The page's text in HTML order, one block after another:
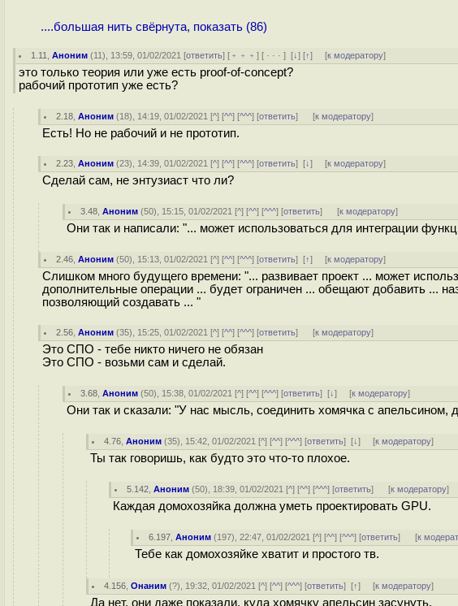
....большая нить свёрнута, показать (86)
1.11 ,Аноним (11), 13:59, 01/02/2021 [ответить] [ ﹢﹢﹢] [ · · ·][↓] [↑] [к модератору]
это только теория или уже есть proof-of-concept?
рабочий прототип уже есть?
2.18 ,Аноним (18), 14:19, 01/02/2021 [^] [^^] [^^^] [ответить] [к модератору]
Есть! Но не рабочий и не прототип.
2.23 ,Аноним (23), 14:39, 01/02/2021 [^] [^^] [^^^] [ответить][↓] [к модератору]
Сделай сам, не энтузиаст что ли?
3.48 ,Аноним (50), 15:15, 01/02/2021 [^] [^^] [^^^] [ответить] [к модератору]
Они так и написали: "... может использоваться для интеграции
2.46 ,Аноним (50), 15:13, 01/02/2021 [^] [^^] [^^^] [ответить][↑] [к модератору]
Слишком много будущего времени: "... развивает проект ... может
дополнительные операции ... будет ограничен ... обещают добавить ...
позволяющий создавать ... "
2.56 ,Аноним (35), 15:25, 01/02/2021 [^] [^^] [^^^] [ответить] [к модератору]
Это СПО - тебе никто ничего не обязан
Это СПО - возьми сам и сделай.
3.68 ,Аноним (50), 15:38, 01/02/2021 [^] [^^] [^^^] [ответить][↓] [к модератору]
Они так и сказали: "У нас мысль, соединить хомячка с апельсином,
4.76 ,Аноним (35), 15:42, 01/02/2021 [^] [^^] [^^^] [ответить][↓] [к модератору]
Ты так говоришь, как будто это что-то плохое.
5.142 ,Аноним (50), 18:39, 01/02/2021 [^] [^^] [^^^] [ответить] [к модератору]
Каждая домохозяйка должна уметь проектировать GPU.
6.197 ,Аноним (197), 22:47, 01/02/2021 [^] [^^] [^^^] [ответить] [к
Тебе как домохозяйке хватит и простого тв.
4.156 ,Онаним (?), 19:32, 01/02/2021 [^] [^^] [^^^] [ответить][↑] [к модератору]
Да нет, они даже показали, куда хомячку апельсин засунуть.